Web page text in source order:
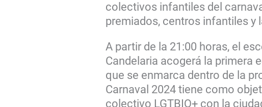
colectivos infantiles del
premiados, centros infantiles y
A partir de la 21:00 horas, el
Candelaria acogerá la primera
que se enmarca dentro de la
Carnaval 2024 tiene como
colectivo LGTBIQ+ con la